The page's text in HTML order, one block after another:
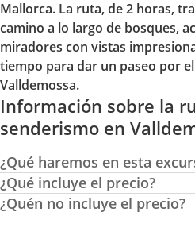
Mallorca. La ruta, de 2 horas,
camino a lo largo de bosques,
miradores con vistas
tiempo para dar un paseo por
Valldemossa.
Información sobre la
senderismo en
¿Qué haremos en esta
¿Qué incluye el precio?
¿Quén no incluye el precio?